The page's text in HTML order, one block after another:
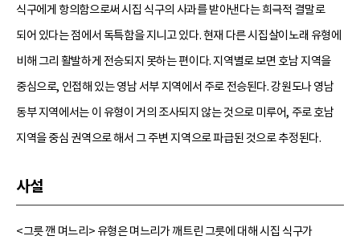
식구에게 항의함으로써 시집 식구의 사과를 받아낸다는 희극적 결말로
되어 있다는 점에서 독특함을 지니고 있다. 현재 다른 시집살이노래 유형에
비해 그리 활발하게 전승되지 못하는 편이다. 지역별로 보면 호남 지역을
중심으로, 인접해 있는 영남 서부 지역에서 주로 전승된다. 강원도나 영남
동부 지역에서는 이 유형이 거의 조사되지 않는 것으로 미루어, 주로 호남
지역을 중심 권역으로 해서 그 주변 지역으로 파급된 것으로 추정된다.
사설
<그릇 깬 며느리> 유형은 며느리가 깨트린 그릇에 대해 시집 식구가